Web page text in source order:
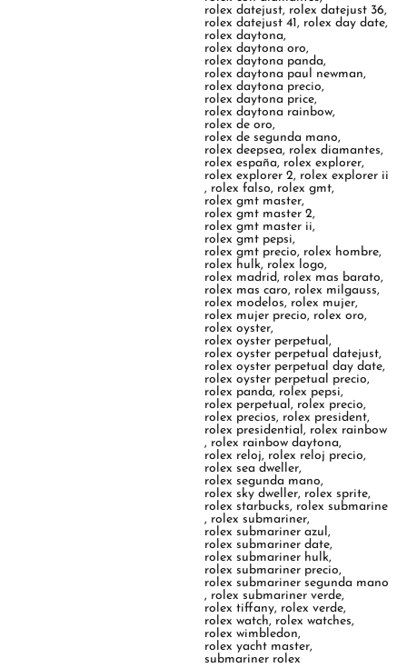
rolex datejust, rolex datejust 36,
rolex datejust 41, rolex day date,
rolex daytona,
rolex daytona oro,
rolex daytona panda,
rolex daytona paul newman,
rolex daytona precio,
rolex daytona price,
rolex daytona rainbow,
rolex de oro,
rolex de segunda mano,
rolex deepsea, rolex diamantes,
rolex españa, rolex explorer,
rolex explorer 2, rolex explorer ii
, rolex falso, rolex gmt,
rolex gmt master,
rolex gmt master 2,
rolex gmt master ii,
rolex gmt pepsi,
rolex gmt precio, rolex hombre,
rolex hulk, rolex logo,
rolex madrid, rolex mas barato,
rolex mas caro, rolex milgauss,
rolex modelos, rolex mujer,
rolex mujer precio, rolex oro,
rolex oyster,
rolex oyster perpetual,
rolex oyster perpetual datejust,
rolex oyster perpetual day date,
rolex oyster perpetual precio,
rolex panda, rolex pepsi,
rolex perpetual, rolex precio,
rolex precios, rolex president,
rolex presidential, rolex rainbow
, rolex rainbow daytona,
rolex reloj, rolex reloj precio,
rolex sea dweller,
rolex segunda mano,
rolex sky dweller, rolex sprite,
rolex starbucks, rolex submarine
, rolex submariner,
rolex submariner azul,
rolex submariner date,
rolex submariner hulk,
rolex submariner precio,
rolex submariner segunda mano
, rolex submariner verde,
rolex tiffany, rolex verde,
rolex watch, rolex watches,
rolex wimbledon,
rolex yacht master,
submariner rolex